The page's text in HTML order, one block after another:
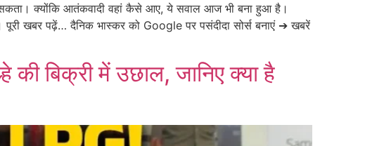
सकता। क्योंकि आतंकवादी वहां कैसे आए, ये सवाल आज भी बना हुआ है।
खबर पढ़ें… दैनिक भास्कर को Google पर पसंदीदा सोर्स बनाएं ➔ खबरें
बिक्री में उछाल, जानिए क्या है